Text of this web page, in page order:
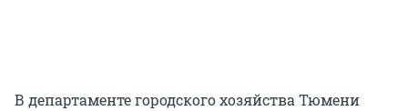
В департаменте городского хозяйства Тюмени